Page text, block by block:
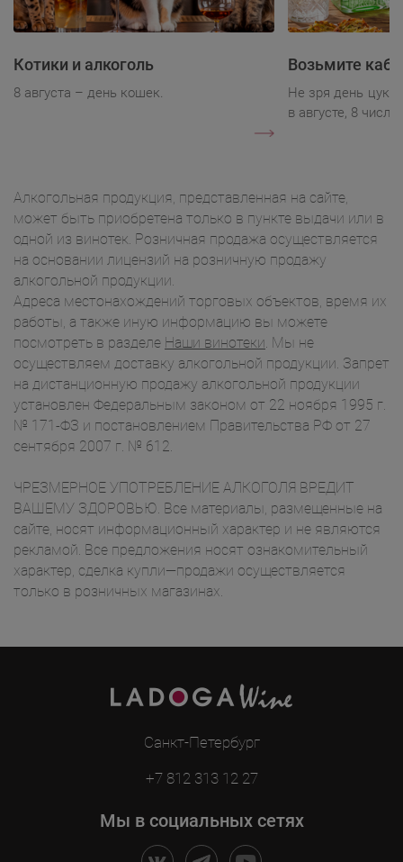
Котики и алкоголь
8 августа – день кошек.
Возьмите
Не зря день
в августе, 8 числа.
Алкогольная продукция, представленная на сайте,
может быть приобретена только в пункте выдачи или в
одной из винотек. Розничная продажа осуществляется
на основании лицензий на розничную продажу
алкогольной продукции.
Адреса местонахождений торговых объектов, время их
работы, а также иную информацию вы можете
посмотреть в разделе Наши винотеки. Мы не
осуществляем доставку алкогольной продукции. Запрет
на дистанционную продажу алкогольной продукции
установлен Федеральным законом от 22 ноября 1995 г.
№ 171-ФЗ и постановлением Правительства РФ от 27
сентября 2007 г. № 612.
ЧРЕЗМЕРНОЕ УПОТРЕБЛЕНИЕ АЛКОГОЛЯ ВРЕДИТ
ВАШЕМУ ЗДОРОВЬЮ. Все материалы, размещенные на
сайте, носят информационный характер и не являются
рекламой. Все предложения носят ознакомительный
характер, сделка купли—продажи осуществляется
только в розничных магазинах.
Санкт-Петербург
+7 812 313 12 27
Мы в социальных сетях